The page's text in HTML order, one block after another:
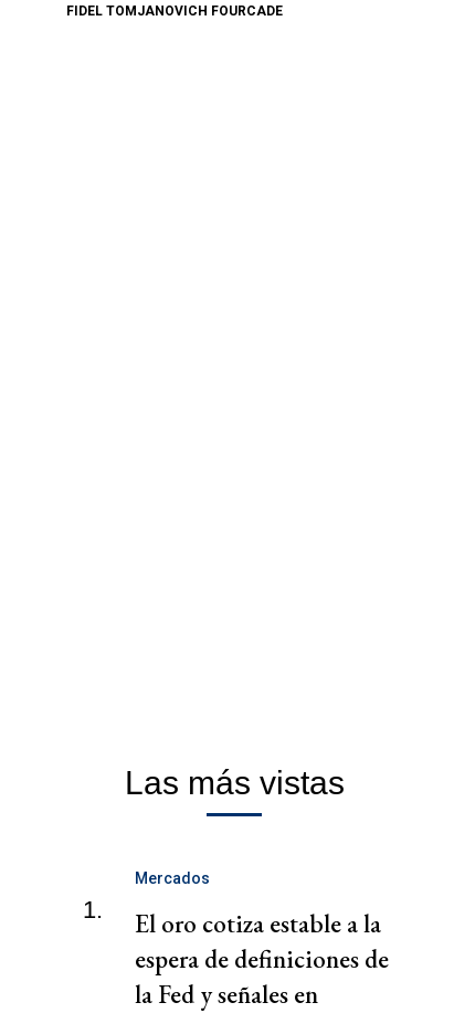
FIDEL TOMJANOVICH FOURCADE
Las más vistas
1.
Mercados
El oro cotiza estable a la
espera de definiciones de
la Fed y señales en